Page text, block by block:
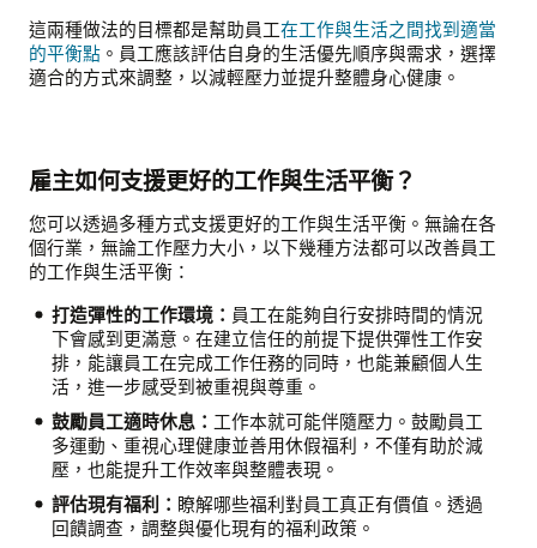
這兩種做法的目標都是幫助員工在工作與生活之間找到適當
的平衡點 。員工應該評估自身的生活優先順序與需求，選擇
適合的方式來調整，以減輕壓力並提升整體身心健康。
雇主如何支援更好的工作與生活平衡？
您可以透過多種方式支援更好的工作與生活平衡。無論在各
個行業，無論工作壓力大小，以下幾種方法都可以改善員工
的工作與生活平衡：
打造彈性的工作環境： 員工在能夠自行安排時間的情況
下會感到更滿意。在建立信任的前提下提供彈性工作安
排，能讓員工在完成工作任務的同時，也能兼顧個人生
活，進一步感受到被重視與尊重。
鼓勵員工適時休息： 工作本就可能伴隨壓力。鼓勵員工
多運動、重視心理健康並善用休假福利，不僅有助於減
壓，也能提升工作效率與整體表現。
評估現有福利： 瞭解哪些福利對員工真正有價值。透過
回饋調查，調整與優化現有的福利政策。